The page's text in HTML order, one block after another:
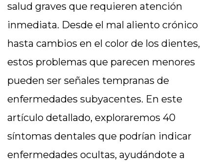
salud graves que requieren atención
inmediata. Desde el mal aliento crónico
hasta cambios en el color de los dientes,
estos problemas que parecen menores
pueden ser señales tempranas de
enfermedades subyacentes. En este
artículo detallado, exploraremos 40
síntomas dentales que podrían indicar
enfermedades ocultas, ayudándote a